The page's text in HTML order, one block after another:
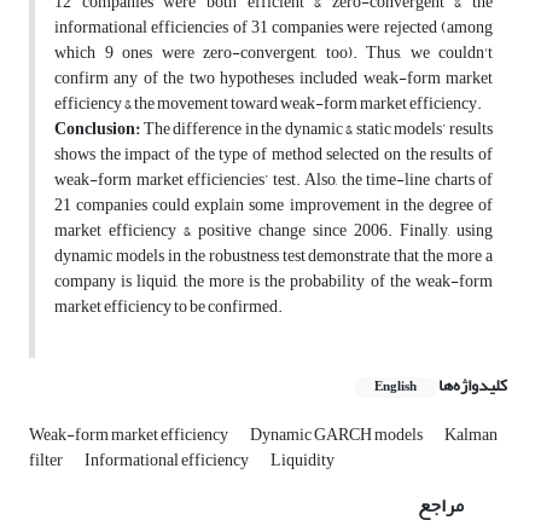
informational efficiencies of 31 companies were rejected (among
which 9 ones were zero-convergent, too). Thus, we couldn't
confirm any of the two hypotheses, included weak-form market
efficiency & the movement toward weak-form market efficiency.
Conclusion:The difference in the dynamic & static models’ results
shows the impact of the type of method selected on the results of
weak-form market efficiencies’ test. Also, the time-line charts of
21 companies could explain some improvement in the degree of
market efficiency & positive change since 2006. Finally, using
dynamic models in the robustness test demonstrate that the more a
company is liquid, the more is the probability of the weak-form
market efficiency to be confirmed.
کلیدواژه‌ها English
Weak-form market efficiency Dynamic GARCH models Kalman
filter Informational efficiency Liquidity
مراجع